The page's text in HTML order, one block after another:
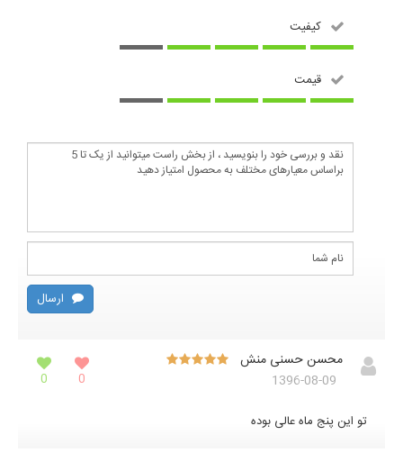
کیفیت
قیمت
ارسال
محسن حسنی منش
1396-08-09
0
0
تو این پنج ماه عالی بوده